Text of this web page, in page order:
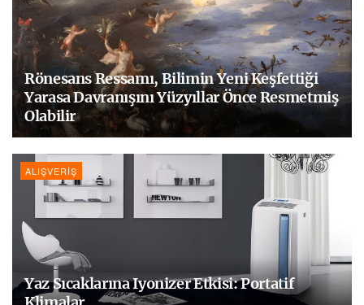
Rönesans Ressamı, Bilimin Yeni Keşfettiği
Yarasa Davranışını Yüzyıllar Önce Resmetmiş
Olabilir
ALIŞVERIŞ
Yaz Sıcaklarına Iyonizer Etkisi: Portatif